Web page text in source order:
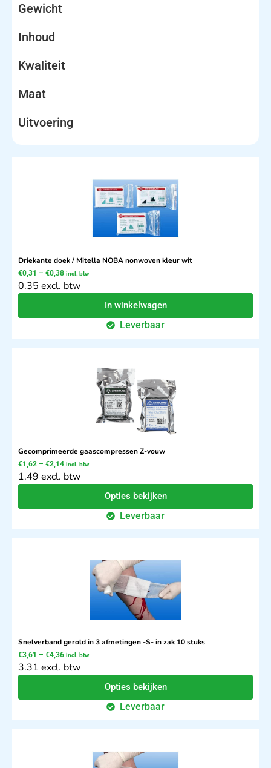
Gewicht
Inhoud
Kwaliteit
Maat
Uitvoering
Driekante doek / Mitella NOBA nonwoven kleur wit
€0,31 – €0,38 incl. btw
0.35 excl. btw
In winkelwagen
Leverbaar
Gecomprimeerde gaascompressen Z-vouw
€1,62 – €2,14 incl. btw
1.49 excl. btw
Opties bekijken
Leverbaar
Snelverband gerold in 3 afmetingen -S- in zak 10 stuks
€3,61 – €4,36 incl. btw
3.31 excl. btw
Opties bekijken
Leverbaar